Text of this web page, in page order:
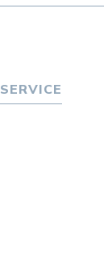
SERVICE